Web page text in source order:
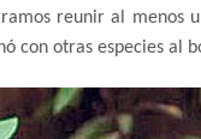
reunir al menos
con otras especies al